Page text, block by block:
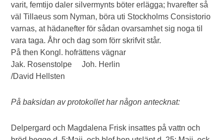
varit, femtijo daler silvermynts böter erlägga; hvarefter så
väl Tillaeus som Nyman, böra uti Stockholms Consistorio
varnas, at hädanefter för sådan ovarsamhet sig noga til
vara taga. Åhr och dag som förr skrifvit står.
På then Kongl. hofrättens vägnar
Jak. Rosenstolpe Joh. Herlin
/David Hellsten
På baksidan av protokollet har någon antecknat:
Delpergard och Magdalena Frisk insattes på vattn och